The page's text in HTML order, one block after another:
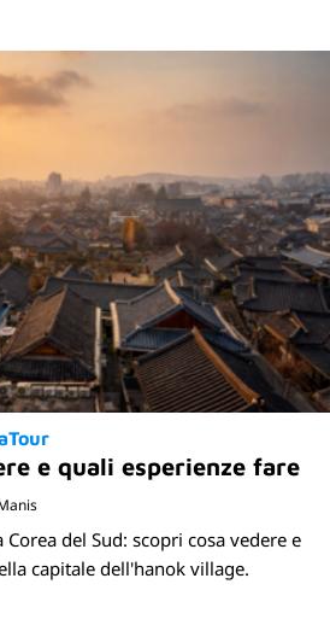
e quali esperienze fare
del Sud: scopri cosa vedere e
capitale dell'hanok village.